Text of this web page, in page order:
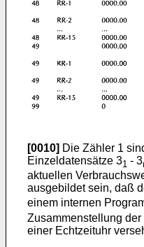
[0010] Die Zähler 1
Einzeldatensätze 31 - 3
aktuellen
ausgebildet sein, daß
einem internen
Zusammenstellung
einer Echtzeituhr